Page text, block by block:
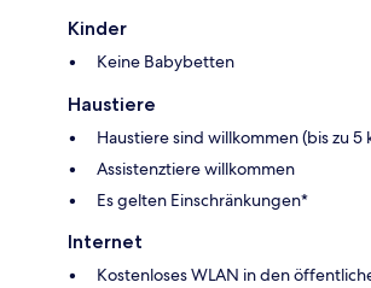
Kinder
Keine Babybetten
Haustiere
Haustiere sind willkommen (bis zu 5
Assistenztiere willkommen
Es gelten Einschränkungen*
Internet
Kostenloses WLAN in den